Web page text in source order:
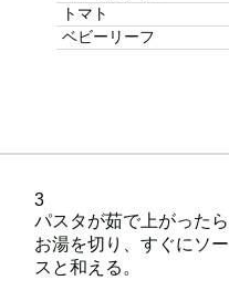
トマト
ベビーリーフ
3
パスタが茹で上がったら
お湯を切り、すぐにソー
スと和える。